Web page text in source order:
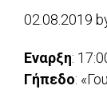
02.08.2019
Εναρξη:
Γήπεδο: